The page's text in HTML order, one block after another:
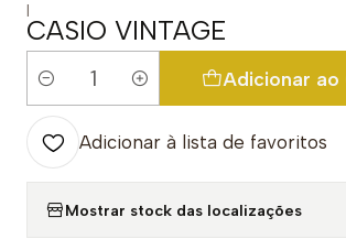
|
CASIO VINTAGE
Quantidade
Adicionar ao
Adicionar à lista de favoritos
Mostrar stock das localizações